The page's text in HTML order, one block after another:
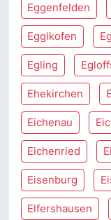
Eggenfelden
Egglkofen
Egling
Ehekirchen
Eichenau
Eichenried
Eisenburg
Elfershausen